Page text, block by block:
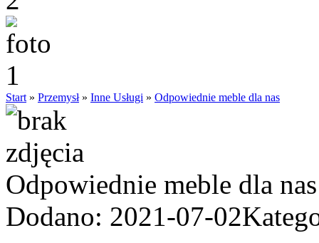
Start » Przemysł» Inne Usługi » Odpowiednie meble dla nas
Odpowiednie meble dla nas
Dodano: 2021-07-02